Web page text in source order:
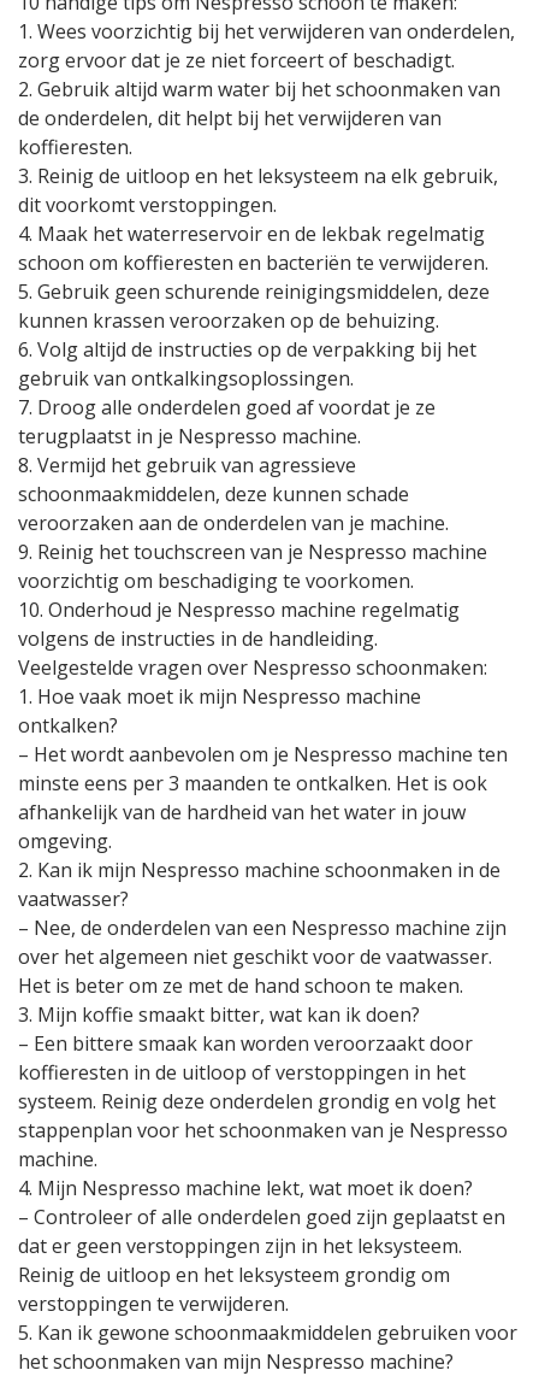
1. Wees voorzichtig bij het verwijderen van onderdelen,
zorg ervoor dat je ze niet forceert of beschadigt.
2. Gebruik altijd warm water bij het schoonmaken van
de onderdelen, dit helpt bij het verwijderen van
koffieresten.
3. Reinig de uitloop en het leksysteem na elk gebruik,
dit voorkomt verstoppingen.
4. Maak het waterreservoir en de lekbak regelmatig
schoon om koffieresten en bacteriën te verwijderen.
5. Gebruik geen schurende reinigingsmiddelen, deze
kunnen krassen veroorzaken op de behuizing.
6. Volg altijd de instructies op de verpakking bij het
gebruik van ontkalkingsoplossingen.
7. Droog alle onderdelen goed af voordat je ze
terugplaatst in je Nespresso machine.
8. Vermijd het gebruik van agressieve
schoonmaakmiddelen, deze kunnen schade
veroorzaken aan de onderdelen van je machine.
9. Reinig het touchscreen van je Nespresso machine
voorzichtig om beschadiging te voorkomen.
10. Onderhoud je Nespresso machine regelmatig
volgens de instructies in de handleiding.
Veelgestelde vragen over Nespresso schoonmaken:
1. Hoe vaak moet ik mijn Nespresso machine
ontkalken?
– Het wordt aanbevolen om je Nespresso machine ten
minste eens per 3 maanden te ontkalken. Het is ook
afhankelijk van de hardheid van het water in jouw
omgeving.
2. Kan ik mijn Nespresso machine schoonmaken in de
vaatwasser?
– Nee, de onderdelen van een Nespresso machine zijn
over het algemeen niet geschikt voor de vaatwasser.
Het is beter om ze met de hand schoon te maken.
3. Mijn koffie smaakt bitter, wat kan ik doen?
– Een bittere smaak kan worden veroorzaakt door
koffieresten in de uitloop of verstoppingen in het
systeem. Reinig deze onderdelen grondig en volg het
stappenplan voor het schoonmaken van je Nespresso
machine.
4. Mijn Nespresso machine lekt, wat moet ik doen?
– Controleer of alle onderdelen goed zijn geplaatst en
dat er geen verstoppingen zijn in het leksysteem.
Reinig de uitloop en het leksysteem grondig om
verstoppingen te verwijderen.
5. Kan ik gewone schoonmaakmiddelen gebruiken voor
het schoonmaken van mijn Nespresso machine?